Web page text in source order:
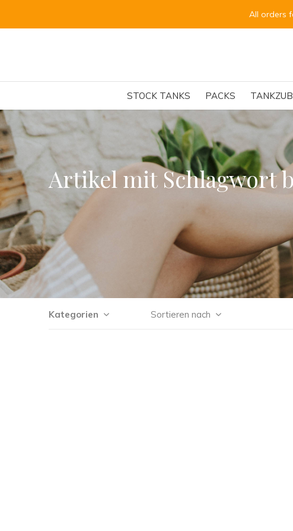
STOCK TANKS PACKS
All orders
Artikel mit Schlagwort
Kategorien Sortieren nach